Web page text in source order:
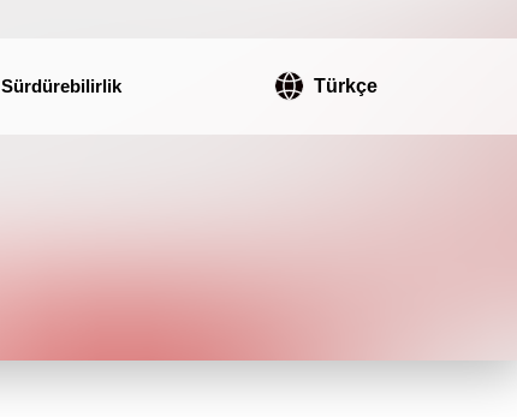
Sürdürebilirlik Türkçe